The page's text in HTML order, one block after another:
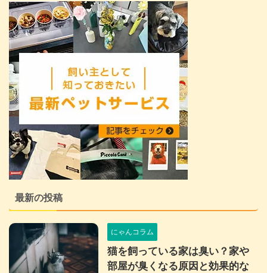
最新の投稿
にゃんコラム
猫を飼っている家は臭い？家や
部屋が臭くなる原因と効果的な